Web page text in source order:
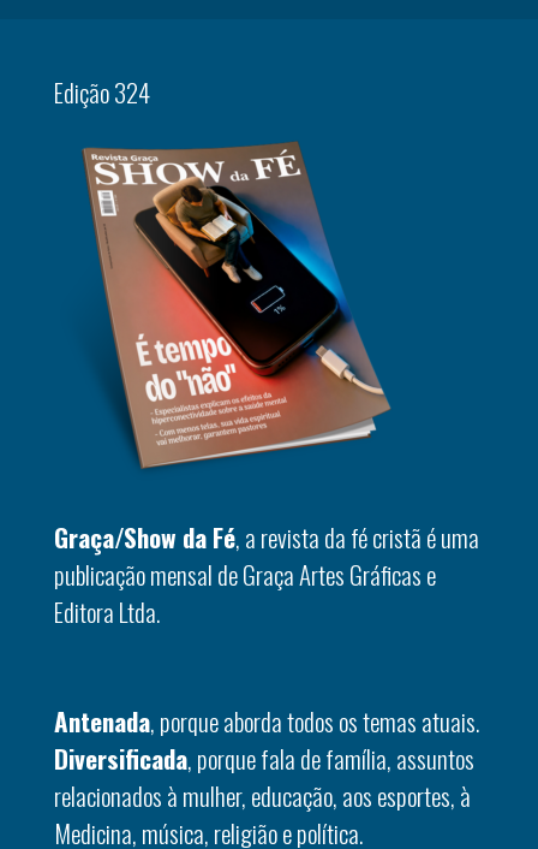
Edição 324
Graça/Show da Fé, a revista da fé cristã é uma
publicação mensal de Graça Artes Gráficas e
Editora Ltda.
Antenada, porque aborda todos os temas atuais.
Diversificada, porque fala de família, assuntos
relacionados à mulher, educação, aos esportes, à
Medicina, música, religião e política.